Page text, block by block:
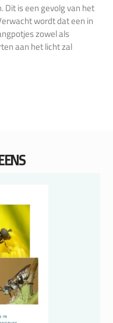
Dit is een gevolg van het
wordt dat een in
zowel als
aan het licht zal